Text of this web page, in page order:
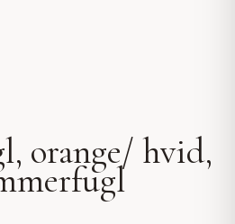
orange/ hvid,